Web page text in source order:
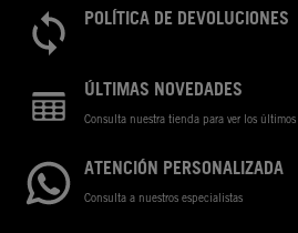
POLÍTICA DE DEVOLUCIONES
ÚLTIMAS NOVEDADES
Consulta nuestra tienda para ver los
ATENCIÓN PERSONALIZADA
Consulta a nuestros especialistas